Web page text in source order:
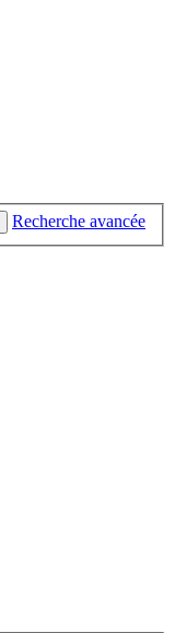
Recherche avancée